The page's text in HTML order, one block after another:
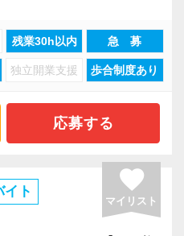
からの応募をお待ちし
、小さな黒字の会社、
、上場会社の子会社、
など段階的に難易度が
。
残業30h以内 急 募
独立開業支援 歩合制度あり
応募する
ト favorite
マイリスト